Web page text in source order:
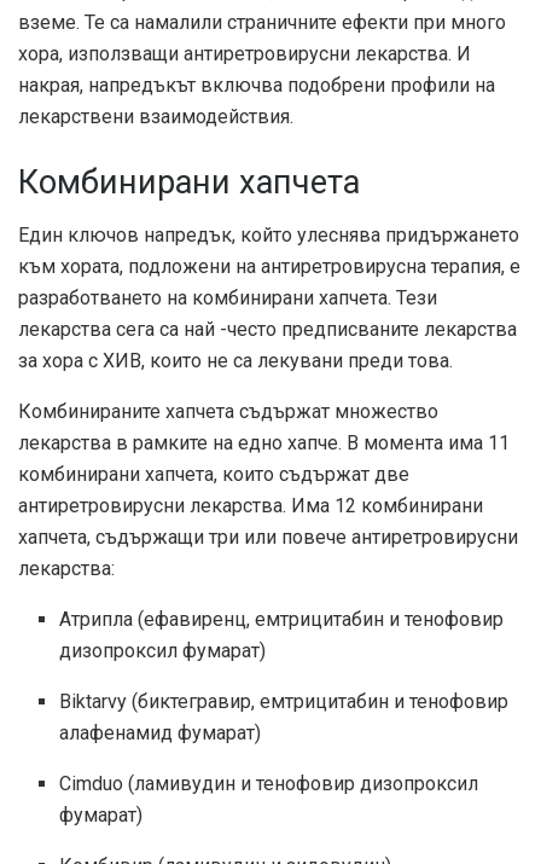
вземе. Те са намалили страничните ефекти при много
хора, използващи антиретровирусни лекарства. И
накрая, напредъкът включва подобрени профили на
лекарствени взаимодействия.
Комбинирани хапчета
Един ключов напредък, който улеснява придържането
към хората, подложени на антиретровирусна терапия, е
разработването на комбинирани хапчета. Тези
лекарства сега са най -често предписваните лекарства
за хора с ХИВ, които не са лекувани преди това.
Комбинираните хапчета съдържат множество
лекарства в рамките на едно хапче. В момента има 11
комбинирани хапчета, които съдържат две
антиретровирусни лекарства. Има 12 комбинирани
хапчета, съдържащи три или повече антиретровирусни
лекарства:
Атрипла (ефавиренц, емтрицитабин и тенофовир
дизопроксил фумарат)
Biktarvy (биктегравир, емтрицитабин и тенофовир
алафенамид фумарат)
Cimduo (ламивудин и тенофовир дизопроксил
фумарат)